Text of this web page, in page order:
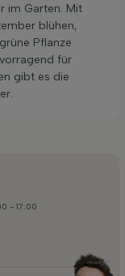
im Garten. Mit
blühen,
Pflanze
für
gibt es die
- 17:00